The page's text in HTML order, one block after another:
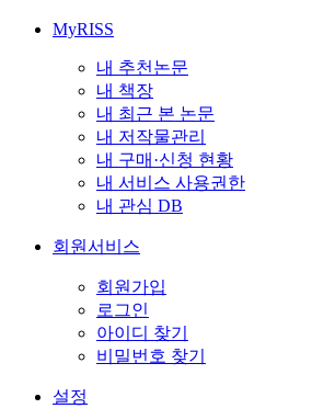
MyRISS
내 추천논문
내 책장
내 최근 본 논문
내 저작물관리
내 구매·신청 현황
내 서비스 사용권한
내 관심 DB
회원서비스
회원가입
로그인
아이디 찾기
비밀번호 찾기
설정